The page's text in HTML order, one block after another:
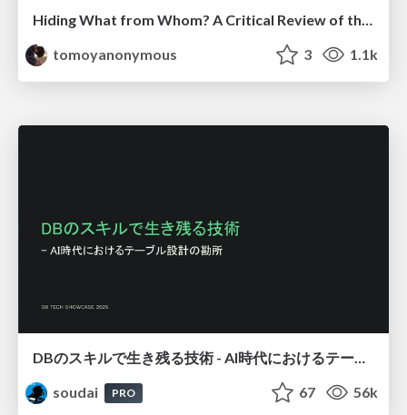
Hiding What from Whom? A Critical Review of the History of Programming languages for Music
tomoyanonymous
3 1.1k
DBのスキルで生き残る技術 - AI時代におけるテーブル設計の勘所
soudai
PRO 67 56k